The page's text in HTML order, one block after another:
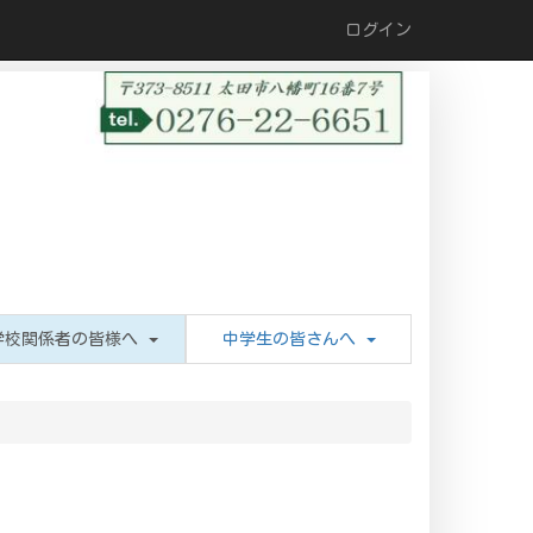
ログイン
校関係者の皆様へ 中学生の皆さんへ